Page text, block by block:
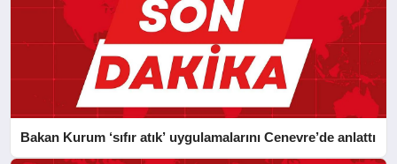
Bakan Kurum ‘sıfır atık’ uygulamalarını Cenevre’de anlattı